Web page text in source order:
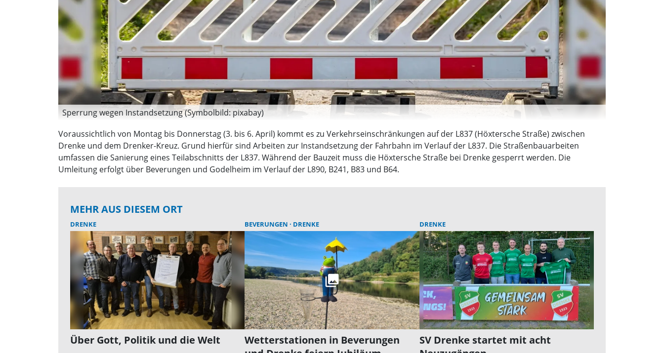
Sperrung wegen Instandsetzung (Symbolbild: pixabay)
Voraussichtlich von Montag bis Donnerstag (3. bis 6. April) kommt es zu Verkehrseinschränkungen auf der L837 (Höxtersche Straße) zwischen
Drenke und dem Drenker-Kreuz. Grund hierfür sind Arbeiten zur Instandsetzung der Fahrbahn im Verlauf der L837. Die Straßenbauarbeiten
umfassen die Sanierung eines Teilabschnitts der L837. Während der Bauzeit muss die Höxtersche Straße bei Drenke gesperrt werden. Die
Umleitung erfolgt über Beverungen und Godelheim im Verlauf der L890, B241, B83 und B64.
MEHR AUS DIESEM ORT
DRENKE
Über Gott, Politik und die Welt
BEVERUNGEN DRENKE
Wetterstationen in Beverungen
DRENKE
SV Drenke startet mit acht